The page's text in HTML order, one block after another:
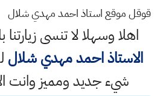
قوقل موقع استاذ احمد مهدي شلال
اهلا وسهلالا تنسى
الاستاذ احمد مهدي شلال
شيء جديد ومميز وانت